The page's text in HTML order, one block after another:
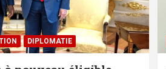
DIPLOMATIE